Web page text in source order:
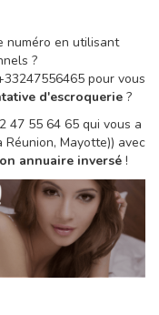
numéro en utilisant
?
pour vous
d'escroquerie ?
47 55 64 65 qui vous a
Mayotte)) avec
annuaire inversé!